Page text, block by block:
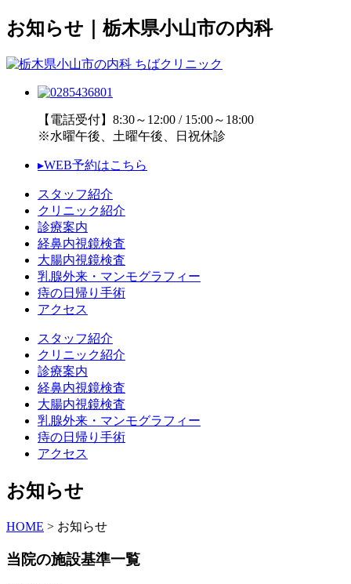
お知らせ｜栃木県小山市の内科
【電話受付】8:30～12:00 / 15:00～18:00
※水曜午後、土曜午後、日祝休診
▸WEB予約はこちら
スタッフ紹介
クリニック紹介
診療案内
経鼻内視鏡検査
大腸内視鏡検査
乳腺外来・マンモグラフィー
痔の日帰り手術
アクセス
スタッフ紹介
クリニック紹介
診療案内
経鼻内視鏡検査
大腸内視鏡検査
乳腺外来・マンモグラフィー
痔の日帰り手術
アクセス
お知らせ
HOME > お知らせ
当院の施設基準一覧